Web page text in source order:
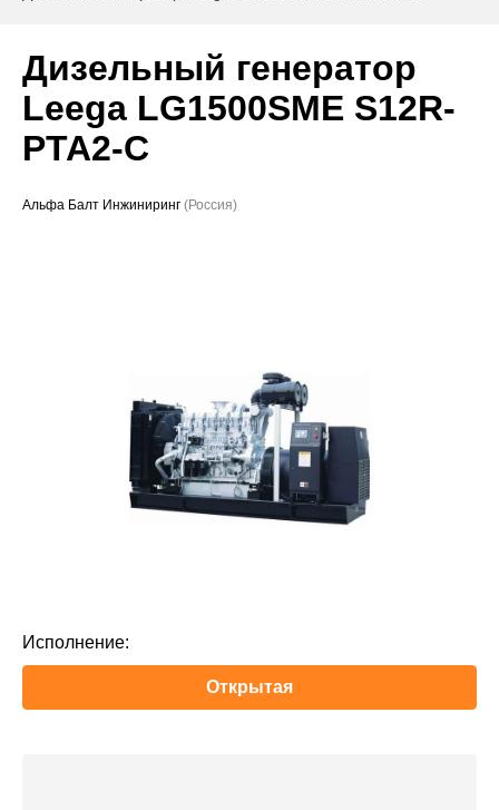
Сервис
Судовое ЭО
Дизельный генератор
Leega LG1500SME S12R-
PTA2-C
Альфа Балт Инжиниринг (Россия)
Исполнение:
Открытая